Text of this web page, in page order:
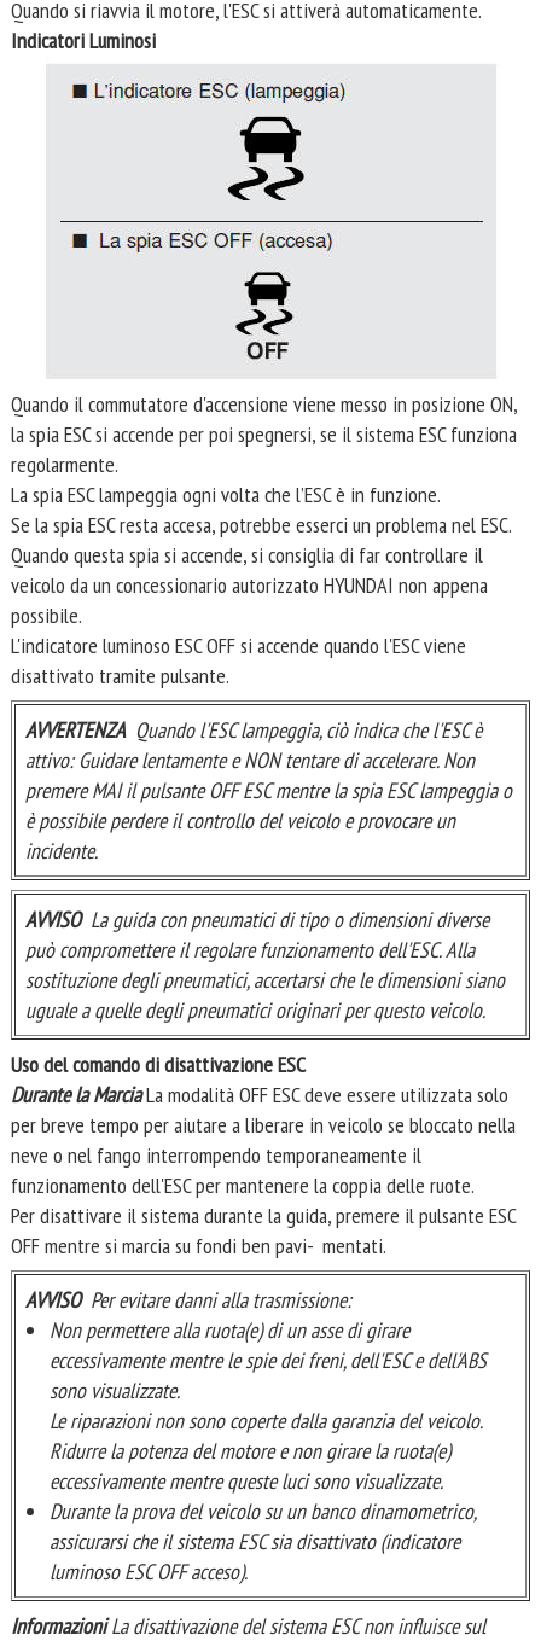
Quando si riavvia il motore, l'ESC si attiverà automaticamente.
Indicatori Luminosi
Quando il commutatore d'accensione viene messo in posizione ON,
la spia ESC si accende per poi spegnersi, se il sistema ESC funziona
regolarmente.
La spia ESC lampeggia ogni volta che l’ESC è in funzione.
Se la spia ESC resta accesa, potrebbe esserci un problema nel ESC.
Quando questa spia si accende, si consiglia di far controllare il
veicolo da un concessionario autorizzato HYUNDAI non appena
possibile.
L'indicatore luminoso ESC OFF si accende quando l'ESC viene
disattivato tramite pulsante.
AVVERTENZA Quando l'ESC lampeggia, ciò indica che l'ESC è
attivo: Guidare lentamente e NON tentare di accelerare. Non
premere MAI il pulsante OFF ESC mentre la spia ESC lampeggia o
è possibile perdere il controllo del veicolo e provocare un
incidente.
AVVISO La guida con pneumatici di tipo o dimensioni diverse
può compromettere il regolare funzionamento dell'ESC. Alla
sostituzione degli pneumatici, accertarsi che le dimensioni siano
uguale a quelle degli pneumatici originari per questo veicolo.
Uso del comando di disattivazione ESC
Durante la MarciaLa modalità OFF ESC deve essere utilizzata solo
per breve tempo per aiutare a liberare in veicolo se bloccato nella
neve o nel fango interrompendo temporaneamente il
funzionamento dell'ESC per mantenere la coppia delle ruote.
Per disattivare il sistema durante la guida, premere il pulsante ESC
OFF mentre si marcia su fondi ben pavi- mentati.
AVVISO Per evitare danni alla trasmissione:
Non permettere alla ruota(e) di un asse di girare
eccessivamente mentre le spie dei freni, dell'ESC e dell'ABS
sono visualizzate.
Le riparazioni non sono coperte dalla garanzia del veicolo.
Ridurre la potenza del motore e non girare la ruota(e)
eccessivamente mentre queste luci sono visualizzate.
Durante la prova del veicolo su un banco dinamometrico,
assicurarsi che il sistema ESC sia disattivato (indicatore
luminoso ESC OFF acceso).
InformazioniLa disattivazione del sistema ESC non influisce sul